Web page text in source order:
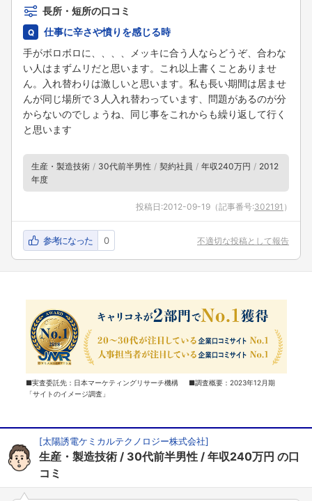
長所・短所の口コミ
仕事に辛さや憤りを感じる時
手がボロボロに、、、、メッキに合う人ならどうぞ、合わな
い人はまずムリだと思います。これ以上書くことありませ
ん。入れ替わりは激しいと思います。私も長い期間は居ませ
んが同じ場所で３人入れ替わっています、問題があるのが分
からないのでしょうね、同じ事をこれからも繰り返して行く
と思います
生産・製造技術 30代前半男性 契約社員 年収240万円
2012
年度
投稿日:2012-09-19 （記事番号:302191 ）
参考になった 0 不適切な投稿として報告
■実査委託先：日本マーケティングリサーチ機構 ■調査概要：2023年12月期
「サイトのイメージ調査」
[太陽誘電ケミカルテクノロジー株式会社]
生産・製造技術 30代前半男性 年収240万円 の口
コミ